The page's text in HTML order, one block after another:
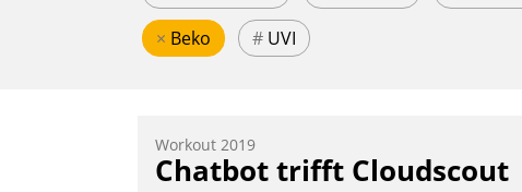
× Beko # UVI
Workout 2019
Chatbot trifft Cloudscout